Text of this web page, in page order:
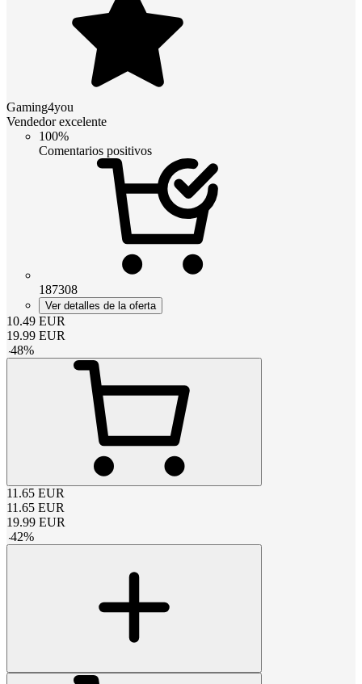
Gaming4you
Vendedor excelente
100%
Comentarios positivos
187308
Ver detalles de la oferta
10.49 EUR
19.99 EUR
-48%
11.65 EUR
11.65 EUR
19.99 EUR
-42%